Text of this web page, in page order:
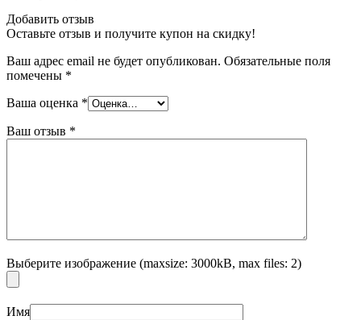
Добавить отзыв
Оставьте отзыв и получите купон на скидку!
Ваш адрес email не будет опубликован. Обязательные поля
помечены *
Ваша оценка *
Ваш отзыв *
Выберите изображение (maxsize: 3000kB, max files: 2)
Имя